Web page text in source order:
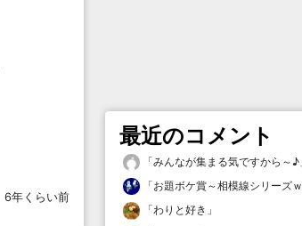
6年くらい前
最近のコメント
「みんなが集まる気ですから～♪
「お題ボケ賞～相模線シリーズｗ
「わりと好き 」